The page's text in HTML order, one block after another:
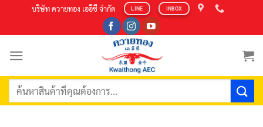
content
บริษัท ควายทอง เออีซี จำกัด LINE INBOX
ค้นหา: